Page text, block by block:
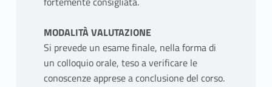
MODALITÀ VALUTAZIONE
Si prevede un esame finale, nella forma di
un colloquio orale, teso a verificare le
conoscenze apprese a conclusione del corso.